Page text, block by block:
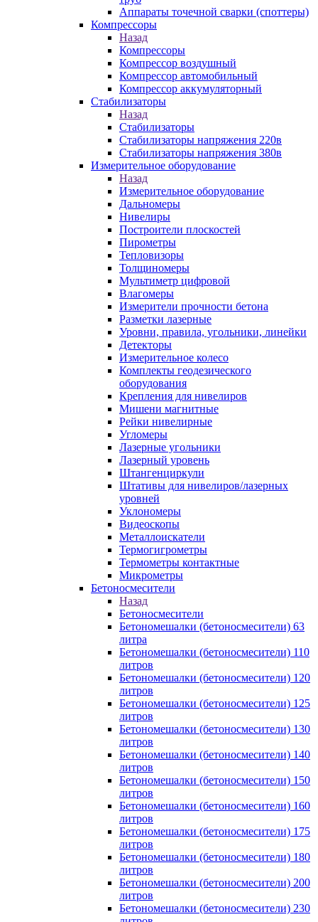
Аппараты точечной сварки (споттеры)
Компрессоры
Назад
Компрессоры
Компрессор воздушный
Компрессор автомобильный
Компрессор аккумуляторный
Стабилизаторы
Назад
Стабилизаторы
Стабилизаторы напряжения 220в
Стабилизаторы напряжения 380в
Измерительное оборудование
Назад
Измерительное оборудование
Дальномеры
Нивелиры
Построители плоскостей
Пирометры
Тепловизоры
Толщиномеры
Мультиметр цифровой
Влагомеры
Измерители прочности бетона
Разметки лазерные
Уровни, правила, угольники, линейки
Детекторы
Измерительное колесо
Комплекты геодезического
оборудования
Крепления для нивелиров
Мишени магнитные
Рейки нивелирные
Угломеры
Лазерные угольники
Лазерный уровень
Штангенциркули
Штативы для нивелиров/лазерных
уровней
Уклономеры
Видеоскопы
Металлоискатели
Термогигрометры
Термометры контактные
Микрометры
Бетоносмесители
Назад
Бетоносмесители
Бетономешалки (бетоносмесители) 63
литра
Бетономешалки (бетоносмесители) 110
литров
Бетономешалки (бетоносмесители) 120
литров
Бетономешалки (бетоносмесители) 125
литров
Бетономешалки (бетоносмесители) 130
литров
Бетономешалки (бетоносмесители) 140
литров
Бетономешалки (бетоносмесители) 150
литров
Бетономешалки (бетоносмесители) 160
литров
Бетономешалки (бетоносмесители) 175
литров
Бетономешалки (бетоносмесители) 180
литров
Бетономешалки (бетоносмесители) 200
литров
Бетономешалки (бетоносмесители) 230